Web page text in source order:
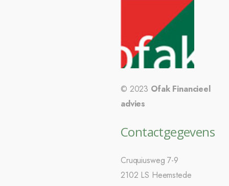
© 2023 Ofak Financieel
advies
Contactgegevens
Cruquiusweg 7-9
2102 LS Heemstede